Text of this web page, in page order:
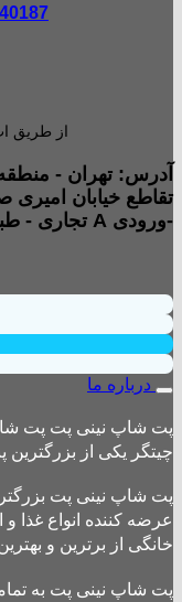
از طریق
تقاطع خیابان امیری
-ورودی A تجاری - طبقه همکف - جنب داروخانه - واحد B2
درباره ما
چیتگر یکی از بزرگترین
پت شاپ نینی پت
عرضه کننده انواع غذا
خانگی از برترین و